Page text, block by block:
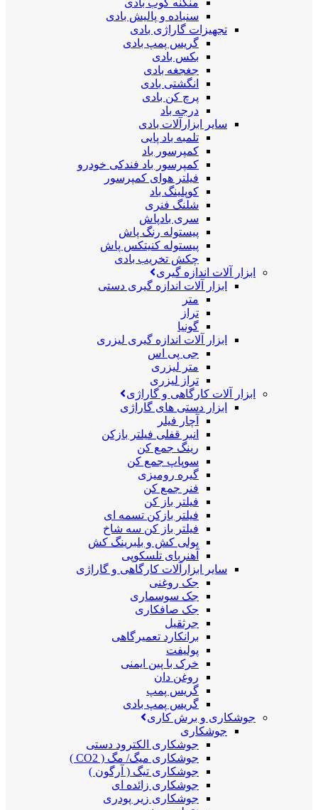
منگنه کوب بادی
سنباده و پالیش بادی
تجهیزات گاراژی بادی
گریس پمپ بادی
بکس بادی
جغجغه بادی
انگشتی بادی
پرچ کن بادی
درجه باد
سایر ابزارآلات بادی
تلمبه باد پایی
کمپرسور باد
کمپرسور باد فندکی خودرو
فیلتر هوای کمپرسور
کوپلینگ باد
شلنگ فنری
سری بادپاش
پیستوله رنگ پاش
پیستوله کنیتکس پاش
چکش تخریب بادی
ابزار آلات اندازه گیری
ابزار آلات اندازه گیری دستی
متر
تراز
گونیا
ابزار آلات اندازه گیری لیزری
جی پی اس
متر لیزری
تراز لیزری
ابزار آلات کارگاهی و گاراژی
ابزار دستی های گاراژی
آچار فیلر
انبر قفلی فیلتر بازکن
رینگ جمع کن
سوپاپ جمع کن
گیره رومیزی
فنر جمع کن
فیلتر باز کن
فیلتر بازکن تسمه ای
فیلتر باز کن سه شاخ
پولی کش و بلبرینگ کش
آهنربای تلسکوپی
سایر ابزارآلات کارگاهی و گاراژی
جک روغنی
جک سوسماری
جک صافکاری
جرثقیل
برانکارد تعمیرگاهی
پولیفت
خرک با پین ایمنی
روغن دان
گریس پمپ
گریس پمپ بادی
جوشکاری و برش کاری
جوشکاری
جوشکاری الکترود دستی
جوشکاری میگ/ مگ ( CO2 )
جوشکاری تیگ ( آرگون )
جوشکاری زائده ای
جوشکاری زیر پودری